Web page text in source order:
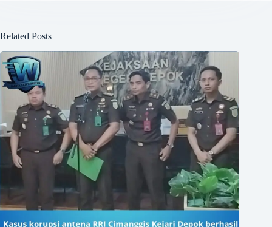
Related Posts